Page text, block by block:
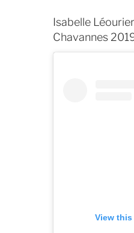
Isabelle
Chavannes
View